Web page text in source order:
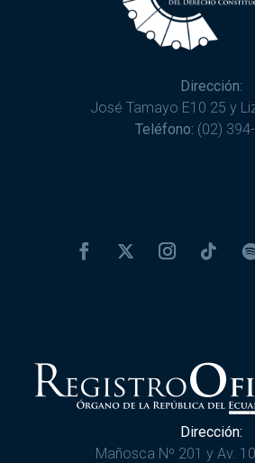
Dirección:
José Tamayo E10 25 y
Teléfono: (02)
Dirección:
Mañosca Nº 201 y Av.